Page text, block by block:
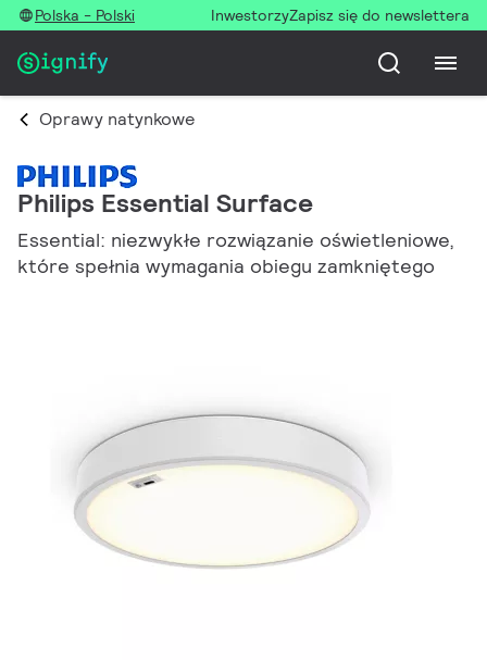
Polska - Polski InwestorzyZapisz się do newslettera
Oprawy natynkowe
Philips Essential Surface
Essential: niezwykłe rozwiązanie oświetleniowe,
które spełnia wymagania obiegu zamkniętego